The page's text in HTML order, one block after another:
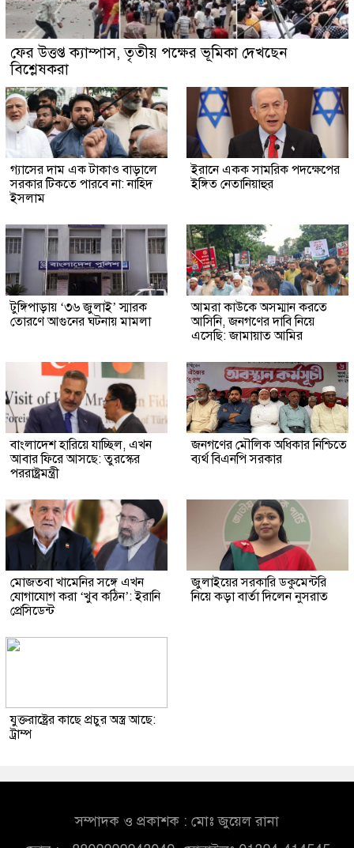
ফের উত্তপ্ত ক্যাম্পাস, তৃতীয় পক্ষের ভূমিকা দেখছেন
বিশ্লেষকরা
গ্যাসের দাম এক টাকাও বাড়ালে
সরকার টিকতে পারবে না: নাহিদ
ইসলাম
ইরানে একক সামরিক পদক্ষেপের
ইঙ্গিত নেতানিয়াহুর
টুঙ্গিপাড়ায় ‘৩৬ জুলাই’ স্মারক
তোরণে আগুনের ঘটনায় মামলা
আমরা কাউকে অসম্মান করতে
আসিনি, জনগণের দাবি নিয়ে
এসেছি: জামায়াত আমির
বাংলাদেশ হারিয়ে যাচ্ছিল, এখন
আবার ফিরে আসছে: তুরস্কের
পররাষ্ট্রমন্ত্রী
জনগণের মৌলিক অধিকার নিশ্চিতে
ব্যর্থ বিএনপি সরকার
মোজতবা খামেনির সঙ্গে এখন
যোগাযোগ করা ‘খুব কঠিন’: ইরানি
প্রেসিডেন্ট
জুলাইয়ের সরকারি ডকুমেন্টরি
নিয়ে কড়া বার্তা দিলেন নুসরাত
যুক্তরাষ্ট্রের কাছে প্রচুর অস্ত্র আছে:
ট্রাম্প
সম্পাদক ও প্রকাশক : মোঃ জুয়েল রানা